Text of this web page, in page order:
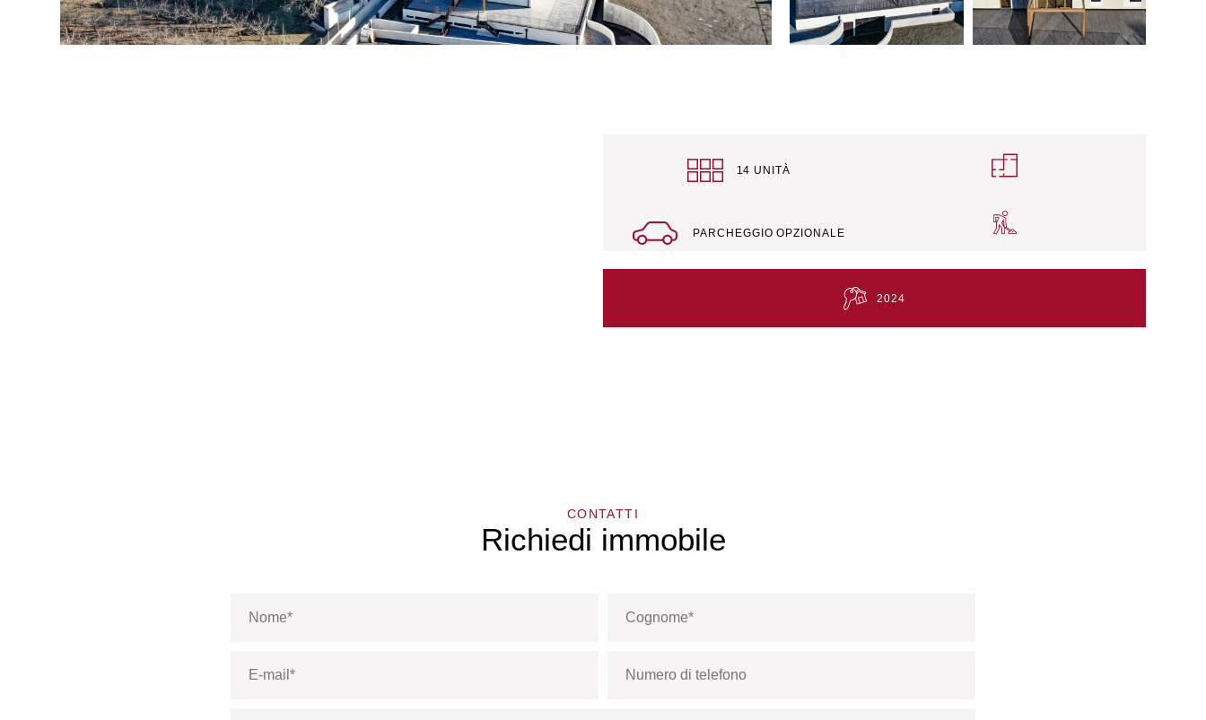
+11
14 UNITÀ
PARCHEGGIO OPZIONALE
2024
CONTATTI
Richiedi immobile